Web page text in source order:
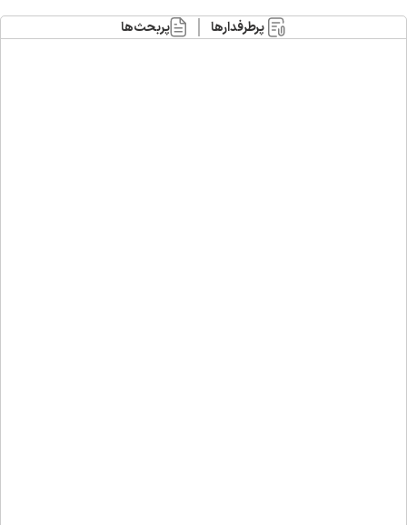
پرطرفدارها پربحث‌ها